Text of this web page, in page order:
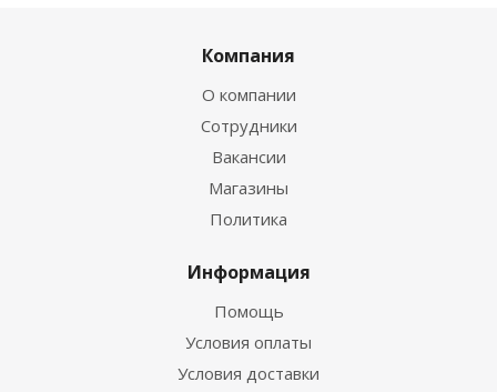
Компания
О компании
Сотрудники
Вакансии
Магазины
Политика
Информация
Помощь
Условия оплаты
Условия доставки